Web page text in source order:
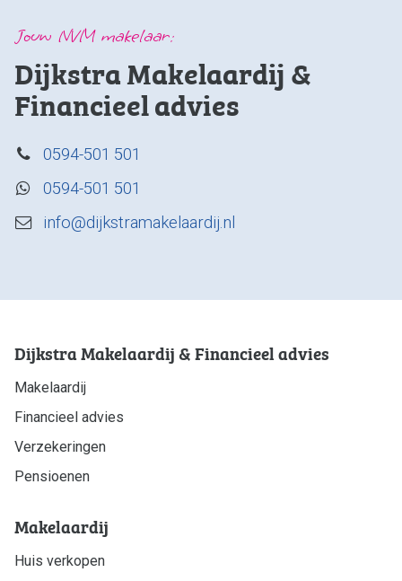
Jouw NVM makelaar:
Dijkstra Makelaardij &
Financieel advies
0594-501 501
0594-501 501
info@dijkstramakelaardij.nl
Dijkstra Makelaardij & Financieel advies
Makelaardij
Financieel advies
Verzekeringen
Pensioenen
Makelaardij
Huis verkopen